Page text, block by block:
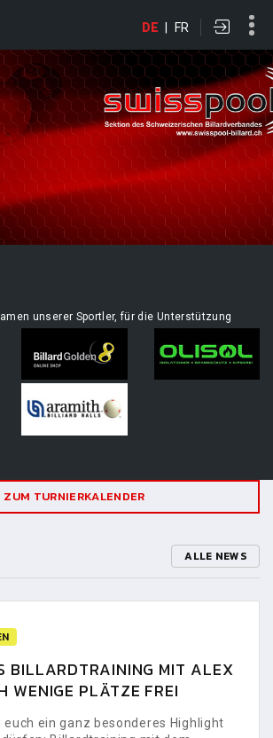
DE | FR
unserer Sportler, für die Unterstützung
ZUM TURNIERKALENDER
ALLE NEWS
BILLARDTRAINING MIT ALEX
WENIGE PLÄTZE FREI
euch ein ganz besonderes Highlight